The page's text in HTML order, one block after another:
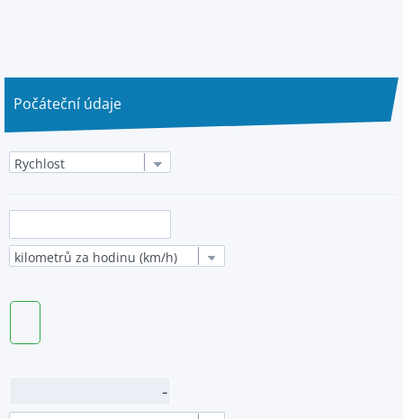
Počáteční údaje